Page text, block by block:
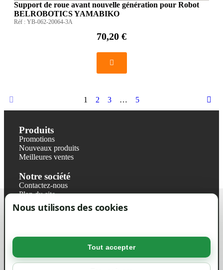
Nous utilisons des cookies
Tout accepter
Support de roue avant nouvelle génération pour Robot
BELROBOTICS YAMABIKO
Réf : YB-062-20064-3A
70,20 €
1 2 3 … 5
Produits
Promotions
Nouveaux produits
Meilleures ventes
Notre société
Contactez-nous
Plan du site
Magasin
Mentions légales
Politique de confidentialité RGPD
Votre compte